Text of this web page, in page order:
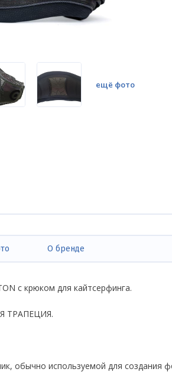
О бренде
с крюком для кайтсерфинга.
ТРАПЕЦИЯ.
обычно используемой для